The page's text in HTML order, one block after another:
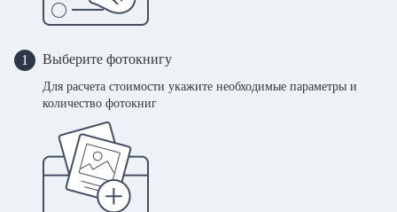
1 Выберите фотокнигу
Для расчета стоимости укажите необходимые параметры и
количество фотокниг